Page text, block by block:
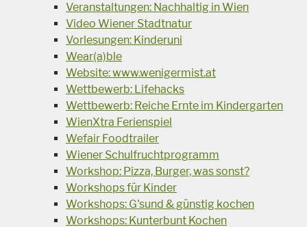
Veranstaltungen: Nachhaltig in Wien
Video Wiener Stadtnatur
Vorlesungen: Kinderuni
Wear(a)ble
Website: www.wenigermist.at
Wettbewerb: Lifehacks
Wettbewerb: Reiche Ernte im Kindergarten
WienXtra Ferienspiel
Wefair Foodtrailer
Wiener Schulfruchtprogramm
Workshop: Pizza, Burger, was sonst?
Workshops für Kinder
Workshops: G'sund & günstig kochen
Workshops: Kunterbunt Kochen